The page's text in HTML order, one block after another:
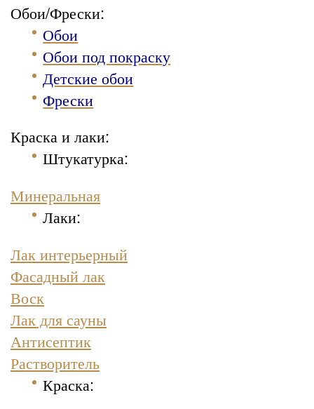
Обои/Фрески:
Обои
Обои под покраску
Детские обои
Фрески
Краска и лаки:
Штукатурка:
Минеральная
Лаки:
Лак интерьерный
Фасадный лак
Воск
Лак для сауны
Антисептик
Растворитель
Краска: